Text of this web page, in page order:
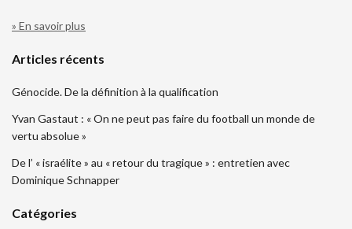
» En savoir plus
Articles récents
Génocide. De la définition à la qualification
Yvan Gastaut : « On ne peut pas faire du football un monde de
vertu absolue »
De l’ « israélite » au « retour du tragique » : entretien avec
Dominique Schnapper
Catégories